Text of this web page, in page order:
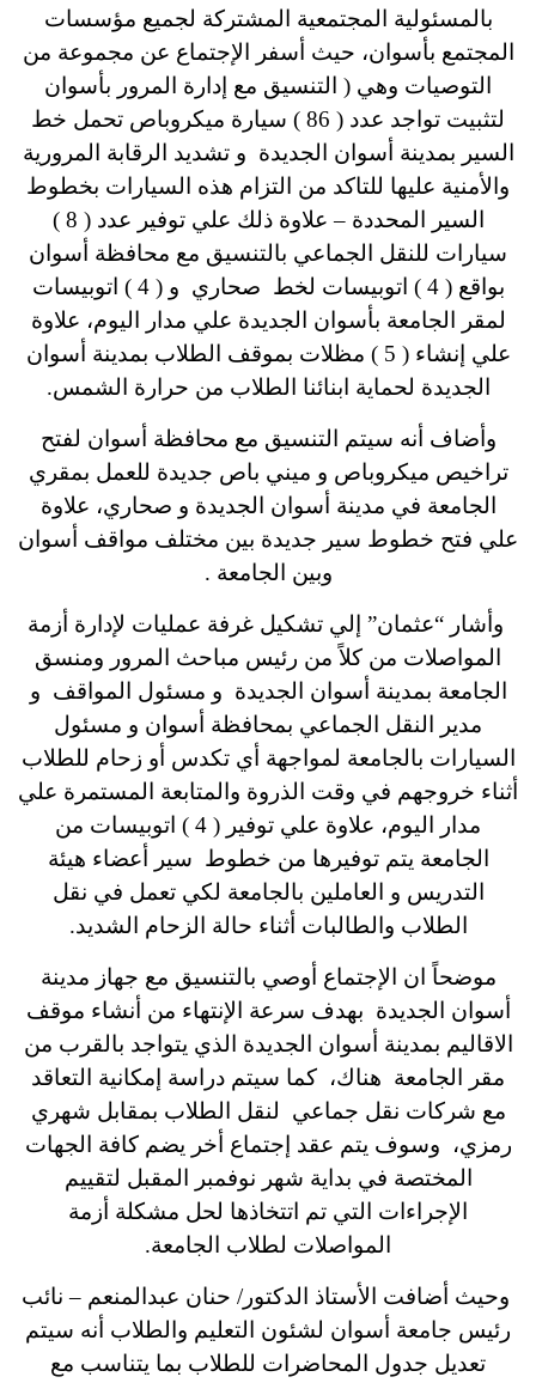
بالمسئولية المجتمعية المشتركة لجميع مؤسسات
المجتمع بأسوان، حيث أسفر الإجتماع عن مجموعة من
التوصيات وهي ( التنسيق مع إدارة المرور بأسوان
لتثبيت تواجد عدد ( 86 ) سيارة ميكروباص تحمل خط
السير بمدينة أسوان الجديدة و تشديد الرقابة المرورية
والأمنية عليها للتاكد من التزام هذه السيارات بخطوط
السير المحددة – علاوة ذلك علي توفير عدد ( 8 )
سيارات للنقل الجماعي بالتنسيق مع محافظة أسوان
بواقع ( 4 ) اتوبيسات لخط صحاري و ( 4 ) اتوبيسات
لمقر الجامعة بأسوان الجديدة علي مدار اليوم، علاوة
علي إنشاء ( 5 ) مظلات بموقف الطلاب بمدينة أسوان
الجديدة لحماية ابنائنا الطلاب من حرارة الشمس.
وأضاف أنه سيتم التنسيق مع محافظة أسوان لفتح
تراخيص ميكروباص و ميني باص جديدة للعمل بمقري
الجامعة في مدينة أسوان الجديدة و صحاري، علاوة
علي فتح خطوط سير جديدة بين مختلف مواقف أسوان
وبين الجامعة .
وأشار “عثمان” إلي تشكيل غرفة عمليات لإدارة أزمة
المواصلات من كلاً من رئيس مباحث المرور ومنسق
الجامعة بمدينة أسوان الجديدة و مسئول المواقف و
مدير النقل الجماعي بمحافظة أسوان و مسئول
السيارات بالجامعة لمواجهة أي تكدس أو زحام للطلاب
أثناء خروجهم في وقت الذروة والمتابعة المستمرة علي
مدار اليوم، علاوة علي توفير ( 4 ) اتوبيسات من
الجامعة يتم توفيرها من خطوط سير أعضاء هيئة
التدريس و العاملين بالجامعة لكي تعمل في نقل
الطلاب والطالبات أثناء حالة الزحام الشديد.
موضحاً ان الإجتماع أوصي بالتنسيق مع جهاز مدينة
أسوان الجديدة بهدف سرعة الإنتهاء من أنشاء موقف
الاقاليم بمدينة أسوان الجديدة الذي يتواجد بالقرب من
مقر الجامعة هناك، كما سيتم دراسة إمكانية التعاقد
مع شركات نقل جماعي لنقل الطلاب بمقابل شهري
رمزي، وسوف يتم عقد إجتماع أخر يضم كافة الجهات
المختصة في بداية شهر نوفمبر المقبل لتقييم
الإجراءات التي تم اتتخاذها لحل مشكلة أزمة
المواصلات لطلاب الجامعة.
وحيث أضافت الأستاذ الدكتور/ حنان عبدالمنعم – نائب
رئيس جامعة أسوان لشئون التعليم والطلاب أنه سيتم
تعديل جدول المحاضرات للطلاب بما يتناسب مع